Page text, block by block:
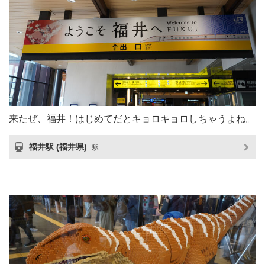
来たぜ、福井！はじめてだとキョロキョロしちゃうよね。
福井駅 (福井県) 駅